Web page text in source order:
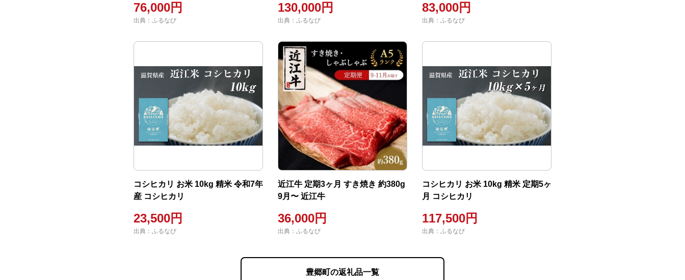
76,000円
出典：ふるなび
130,000円
出典：ふるなび
83,000円
出典：ふるなび
コシヒカリ お米 10kg 精米 令和7年
産 コシヒカリ
23,500円
出典：ふるなび
近江牛 定期3ヶ月 すき焼き 約380g
9月〜 近江牛
36,000円
出典：ふるなび
コシヒカリ お米 10kg 精米 定期5ヶ
月 コシヒカリ
117,500円
出典：ふるなび
豊郷町の返礼品一覧